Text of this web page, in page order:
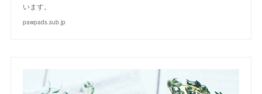
います。
pawpads.sub.jp